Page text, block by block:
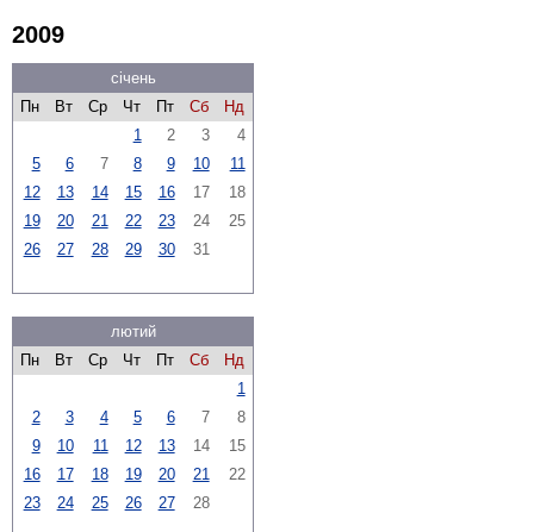
2009
січень
Пн
Вт Ср Чт Пт Сб
Нд
1
2 3
4
5
6 7 8 9 10
11
12
13 14 15 16 17
18
19
20 21 22 23 24
25
26
27 28 29 30 31
лютий
Пн
Вт Ср Чт Пт Сб
Нд
1
2
3 4 5 6 7
8
9
10 11 12 13 14
15
16
17 18 19 20 21
22
23
24 25 26 27 28